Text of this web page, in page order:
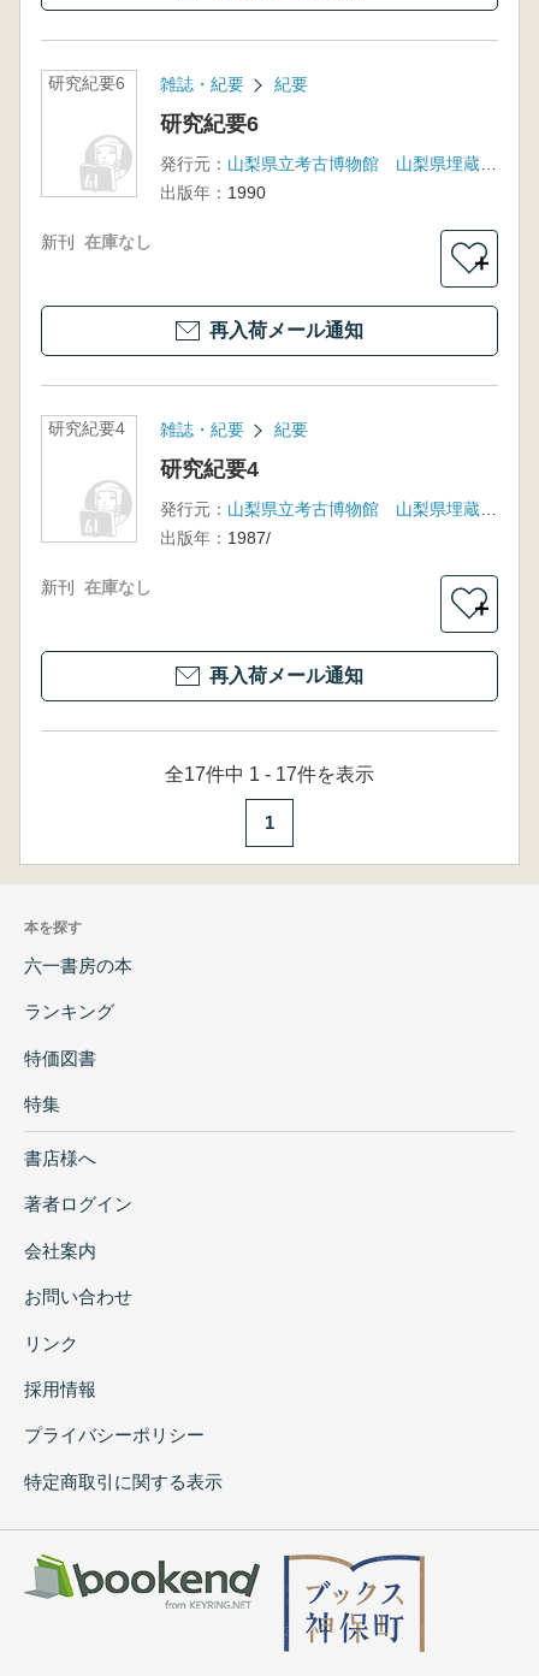
研究紀要6 雑誌・紀要 紀要
研究紀要6
発行元：
山梨県立考古博物館 山梨県埋蔵文化財センター
出版年： 1990
新刊 在庫なし
＋
再入荷メール通知
研究紀要4 雑誌・紀要 紀要
研究紀要4
発行元：
山梨県立考古博物館 山梨県埋蔵文化財センター
出版年： 1987/
新刊 在庫なし
＋
再入荷メール通知
全17件中 1 - 17件を表示
1
本を探す
六一書房の本
ランキング
特価図書
特集
書店様へ
著者ログイン
会社案内
お問い合わせ
リンク
採用情報
プライバシーポリシー
特定商取引に関する表示